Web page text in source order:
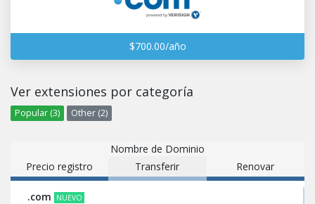
$700.00/año
Ver extensiones por categoría
Popular (3) Other (2)
Nombre de Dominio
Precio registro
Transferir Renovar
.com NUEVO